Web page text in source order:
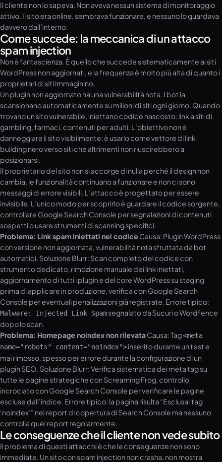
Il cliente non lo sapeva. Non aveva nessun sistema di monitoraggio
attivo. Il sito era online, sembrava funzionare, e nessuno lo guardava
davvero dall’interno.
Come succede: la meccanica di un attacco
spam injection
Non è fantascienza. È quello che succede sistematicamente ai siti
WordPress non aggiornati, e la frequenza è molto più alta di quanto i
proprietari di siti immaginino.
Un plugin non aggiornato ha una vulnerabilità nota. I bot la
scansionano automaticamente su milioni di siti ogni giorno. Quando
trovano un sito vulnerabile, iniettano codice nascosto: link a siti di
gambling, farmaci, contenuti per adulti. L’obiettivo non è
danneggiare il sito visibilmente: è usarlo come vettore di link
building nero verso siti che altrimenti non riuscirebbero a
posizionarsi.
Il proprietario del sito non si accorge di nulla perché il design non
cambia, le funzionalità continuano a funzionare e non ci sono
messaggi di errore visibili. L’attacco è progettato per essere
invisibile. L’unico modo per scoprirlo è guardare il codice sorgente,
controllare Google Search Console per segnalazioni di contenuti
sospetti o usare strumenti di scanning specifici.
Problema: Link spam iniettati nel codice Causa: Plugin WordPress
con versione non aggiornata, vulnerabilità nota sfruttata da bot
automatici. Soluzione Blurr: Scan completo del codice con
strumento dedicato, rimozione manuale dei link iniettati,
aggiornamento di tutti i plugin e del core WordPress su staging
prima di applicare in produzione, verifica con Google Search
Console per eventuali penalizzazioni già registrate. Errore tipico:
Malware: Injected Link Spamsegnalato da Sucuri o Wordfence
dopo lo scan.
Problema: Homepage noindex non rilevataCausa: Tag<meta
name="robots" content="noindex">inserito durante un test e
mai rimosso, spesso per errore durante la configurazione di un
plugin SEO. Soluzione Blurr: Verifica sistematica dei meta tag su
tutte le pagine strategiche con Screaming Frog, controllo
incrociato con Google Search Console per verificare le pagine
escluse dall’indice. Errore tipico: la pagina risulta “Esclusa: tag
‘noindex’” nel report di copertura di Search Console ma nessuno
controlla quel report regolarmente.
Le conseguenze che il cliente non vede subito
Il problema di questi attacchi è che le conseguenze non sono
immediate. Un sito con spam injection non crasha, non mostra